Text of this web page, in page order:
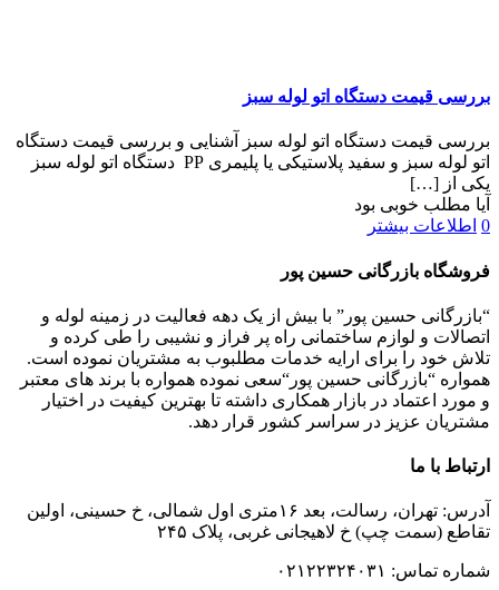
بررسی قیمت دستگاه اتو لوله سبز
بررسی قیمت دستگاه اتو لوله سبز آشنایی و بررسی قیمت دستگاه
اتو لوله سبز و سفید پلاستیکی یا پلیمری PP دستگاه اتو لوله سبز
یکی از […]
آیا مطلب خوبی بود
0 اطلاعات بیشتر
فروشگاه بازرگانی حسین پور
“بازرگانی حسین پور” با بیش از یک دهه فعالیت در زمینه لوله و
اتصالات و لوازم ساختمانی راه پر فراز و نشیبی را طی کرده و
تلاش خود را برای ارایه خدمات مطلبوب به مشتریان نموده است.
همواره “بازرگانی حسین پور“سعی نموده همواره با برند های معتبر
و مورد اعتماد در بازار همکاری داشته تا بهترین کیفیت در اختیار
مشتریان عزیز در سراسر کشور قرار دهد.
ارتباط با ما
آدرس: تهران، رسالت، بعد ۱۶متری اول شمالی، خ حسینی، اولین
تقاطع (سمت چپ) خ لاهیجانی غربی، پلاک ۲۴۵
شماره تماس: ۰۲۱۲۲۳۲۴۰۳۱